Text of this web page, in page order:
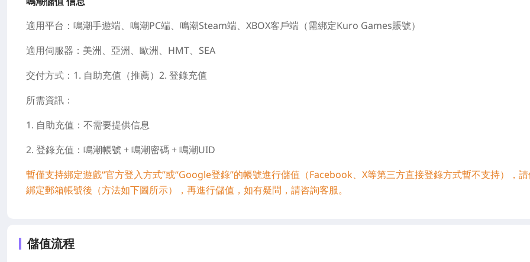
適用平台：鳴潮手遊端、鳴潮PC端、鳴潮Steam端、XBOX客戶端（需綁定Kuro Games賬號）
適用伺服器：美洲、亞洲、歐洲、HMT、SEA
交付方式：1. 自助充值（推薦）2. 登錄充值
所需資訊：
1. 自助充值：不需要提供信息
2. 登錄充值：鳴潮帳號 + 鳴潮密碼 + 鳴潮UID
暫僅支持綁定遊戲“官方登入方式”或“Google登錄”的帳號進行儲值（Facebook、X等第三方直接登錄方式暫不支持），
綁定郵箱帳號後（方法如下圖所示），再進行儲值，如有疑問，請咨詢客服。
儲值流程